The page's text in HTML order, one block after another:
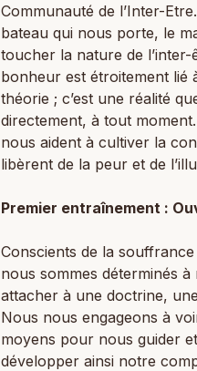
Communauté de l’Inter-
bateau qui nous porte, le
toucher la nature de
bonheur est étroitement lié
théorie ; c’est une réalité
directement, à tout
nous aident à cultiver la
libèrent de la peur et de
Premier entraînement :
Conscients de la
nous sommes déterminés
attacher à une doctrine,
Nous nous engageons à
moyens pour nous guider
développer ainsi notre